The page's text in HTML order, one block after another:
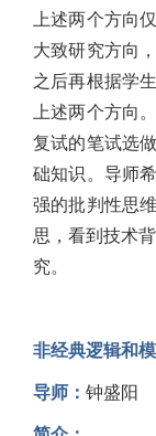
上述两个方向
大致研究方向
之后再根据学
上述两个方向
复试的笔试选
础知识。导师
强的批判性思
思，看到技术
究。
非经典逻辑和
导师： 钟盛阳